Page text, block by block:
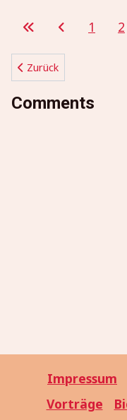
1 2
Vorheriger Beitrag:
Zurück
Comments
Impressum
Vorträge